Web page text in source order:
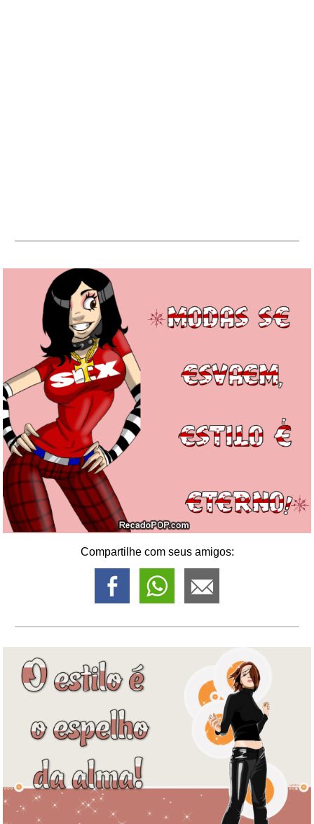
Compartilhe com seus amigos: